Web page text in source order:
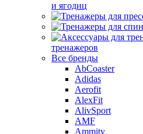
и ягодиц
тренажеров
Все бренды
AbCoaster
Adidas
Aerofit
AlexFit
AlivSport
AMF
Ammity